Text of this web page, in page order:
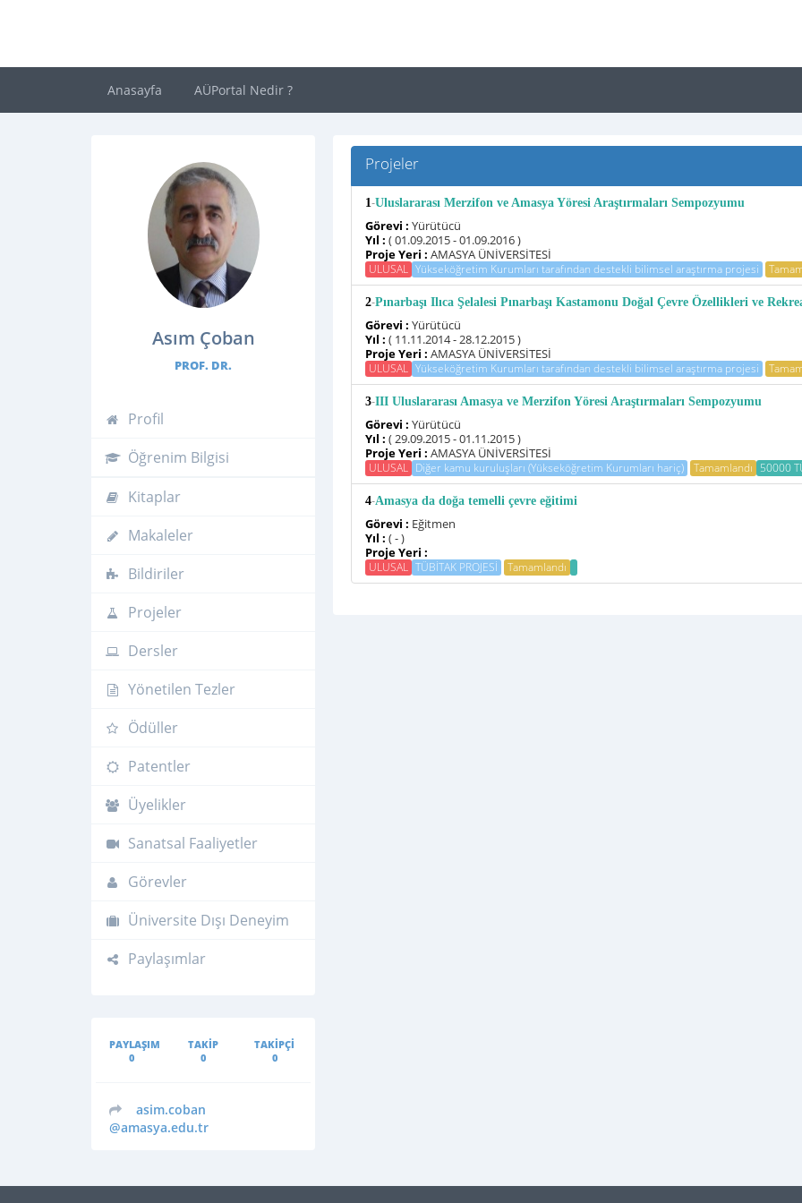
Anasayfa AÜPortal Nedir ?
Asım Çoban
PROF. DR.
Profil
Öğrenim Bilgisi
Kitaplar
Makaleler
Bildiriler
Projeler
Dersler
Yönetilen Tezler
Ödüller
Patentler
Üyelikler
Sanatsal Faaliyetler
Görevler
Üniversite Dışı Deneyim
Paylaşımlar
PAYLAŞIM
0
TAKIP
0
TAKIPÇI
0
asim.coban
@amasya.edu.tr
Projeler
1-Uluslararası Merzifon ve Amasya Yöresi Araştırmaları Sempozyumu
Görevi : Yürütücü
Yıl : ( 01.09.2015 - 01.09.2016 )
Proje Yeri : AMASYA ÜNİVERSİTESİ
ULUSAL Yükseköğretim Kurumları tarafından destekli bilimsel araştırma projesi
2-Pınarbaşı Ilıca Şelalesi Pınarbaşı Kastamonu Doğal Çevre Özellikleri ve
Görevi : Yürütücü
Yıl : ( 11.11.2014 - 28.12.2015 )
Proje Yeri : AMASYA ÜNİVERSİTESİ
ULUSAL Yükseköğretim Kurumları tarafından destekli bilimsel araştırma projesi
3-III Uluslararası Amasya ve Merzifon Yöresi Araştırmaları Sempozyumu
Görevi : Yürütücü
Yıl : ( 29.09.2015 - 01.11.2015 )
Proje Yeri : AMASYA ÜNİVERSİTESİ
ULUSAL Diğer kamu kuruluşları (Yükseköğretim Kurumları hariç) Tamamlandı 50000
4-Amasya da doğa temelli çevre eğitimi
Görevi : Eğitmen
Yıl : ( - )
Proje Yeri :
ULUSAL TÜBİTAK PROJESİ Tamamlandı